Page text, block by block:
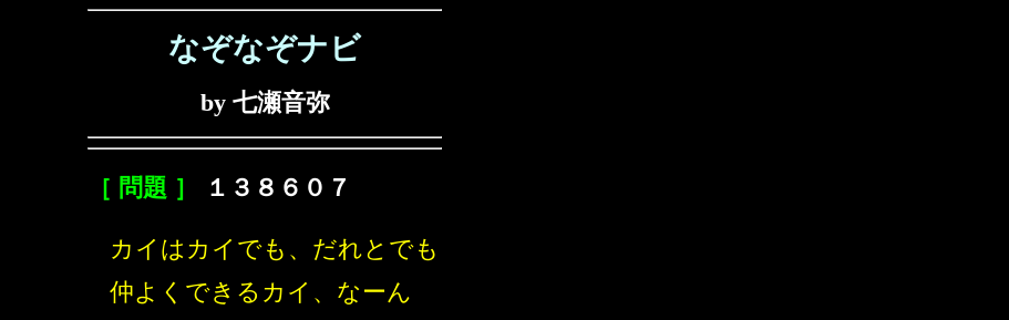
なぞなぞナビ
by 七瀬音弥
［ 問題 ］ １３８６０７
カイはカイでも、だれとでも
仲よくできるカイ、なーん